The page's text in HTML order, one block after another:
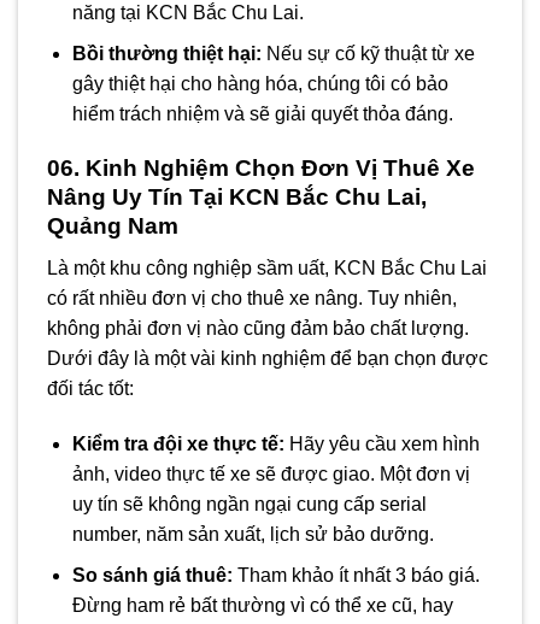
năng tại KCN Bắc Chu Lai.
Bồi thường thiệt hại: Nếu sự cố kỹ thuật từ xe
gây thiệt hại cho hàng hóa, chúng tôi có bảo
hiểm trách nhiệm và sẽ giải quyết thỏa đáng.
06. Kinh Nghiệm Chọn Đơn Vị Thuê Xe
Nâng Uy Tín Tại KCN Bắc Chu Lai,
Quảng Nam
Là một khu công nghiệp sầm uất, KCN Bắc Chu Lai
có rất nhiều đơn vị cho thuê xe nâng. Tuy nhiên,
không phải đơn vị nào cũng đảm bảo chất lượng.
Dưới đây là một vài kinh nghiệm để bạn chọn được
đối tác tốt:
Kiểm tra đội xe thực tế: Hãy yêu cầu xem hình
ảnh, video thực tế xe sẽ được giao. Một đơn vị
uy tín sẽ không ngần ngại cung cấp serial
number, năm sản xuất, lịch sử bảo dưỡng.
So sánh giá thuê: Tham khảo ít nhất 3 báo giá.
Đừng ham rẻ bất thường vì có thể xe cũ, hay